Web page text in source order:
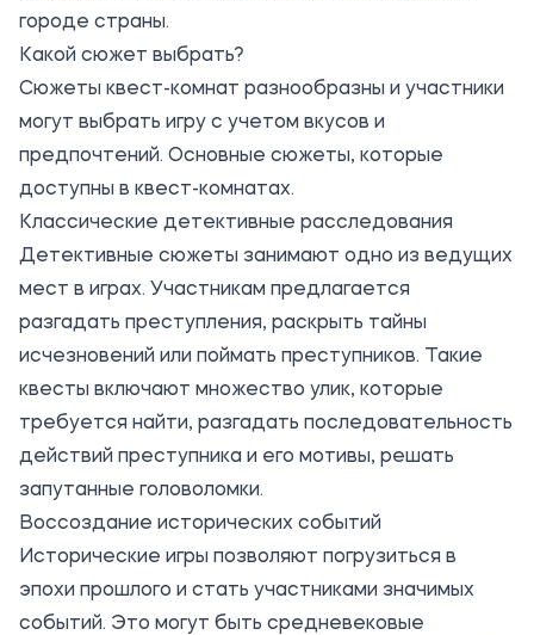
городе страны.
Какой сюжет выбрать?
Сюжеты квест-комнат разнообразны и участники
могут выбрать игру с учетом вкусов и
предпочтений. Основные сюжеты, которые
доступны в квест-комнатах.
Классические детективные расследования
Детективные сюжеты занимают одно из ведущих
мест в играх. Участникам предлагается
разгадать преступления, раскрыть тайны
исчезновений или поймать преступников. Такие
квесты включают множество улик, которые
требуется найти, разгадать последовательность
действий преступника и его мотивы, решать
запутанные головоломки.
Воссоздание исторических событий
Исторические игры позволяют погрузиться в
эпохи прошлого и стать участниками значимых
событий. Это могут быть средневековые